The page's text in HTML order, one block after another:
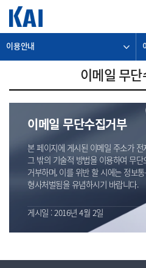
이용안내
이메일 무단
이메일 무단수집거부
본 페이지에 게시된 이메일 주소가 전
그 밖의 기술적 방법을 이용하여 무단
거부하며, 이를 위반 할 시에는 정보
형사처벌됨을 유념하시기 바랍니다.
게시일 : 2016년 4월 2일